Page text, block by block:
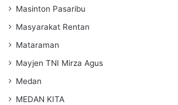
Masinton Pasaribu
Masyarakat Rentan
Mataraman
Mayjen TNI Mirza Agus
Medan
MEDAN KITA